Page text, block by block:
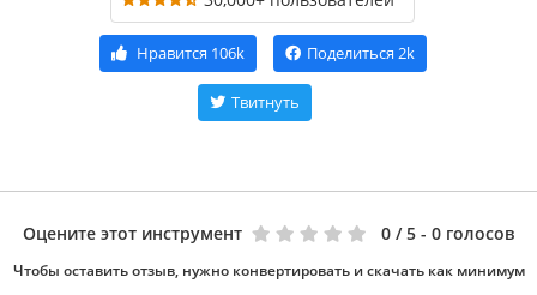
Нравится 106k Поделиться 2k
Твитнуть
Оцените этот инструмент 0 / 5 - 0 голосов
Чтобы оставить отзыв, нужно конвертировать и скачать как минимум